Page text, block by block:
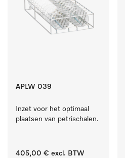
APLW 039
Inzet voor het optimaal
plaatsen van petrischalen.
405,00 € excl. BTW